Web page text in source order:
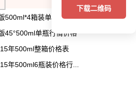
500ml*4箱装单瓶价格表
45°500ml单瓶行情价格
年500ml整箱价格表
年500ml6瓶装价格行...
下载二维码